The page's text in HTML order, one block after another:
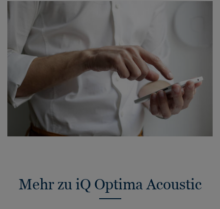
Mehr zu iQ Optima Acoustic